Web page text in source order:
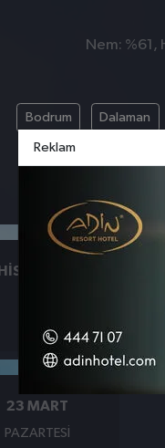
Nem: %61,
Bodrum Dalaman
HISSEDILEN
23 MART
PAZARTESI
Reklam